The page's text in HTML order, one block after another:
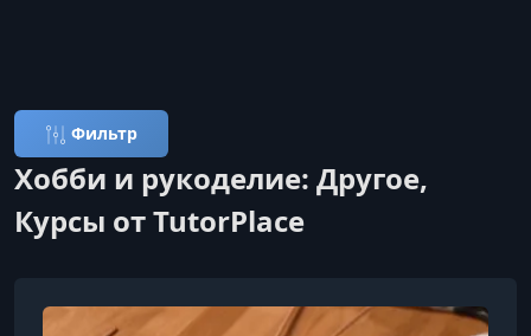
Фильтр
Хобби и рукоделие: Другое,
Курсы от TutorPlace